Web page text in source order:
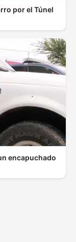
por el Túnel
encapuchado